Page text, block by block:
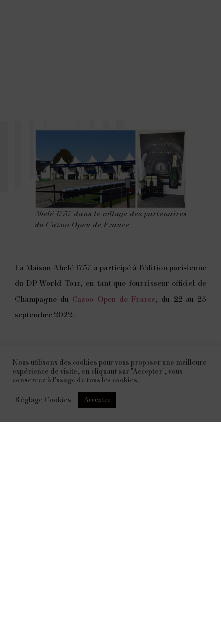
Abelé 1757 dans le village des partenaires
du Cazoo Open de France
La Maison Abelé 1757 a participé à l’édition parisienne
du DP World Tour, en tant que fournisseur officiel de
Champagne du Cazoo Open de France, du 22 au 25
septembre 2022.
L’occasion de présenter la maison au public sur le
village partenaires, et de féliciter le grand gagnant de
cette édition, l’italien Guido Migliozzi avec un
Nous utilisons des cookies pour vous proposer une meilleure
expérience de visite, en cliquant sur "Accepter", vous
consentez à l'usage de tous les cookies.
Réglage Cookies Accepter